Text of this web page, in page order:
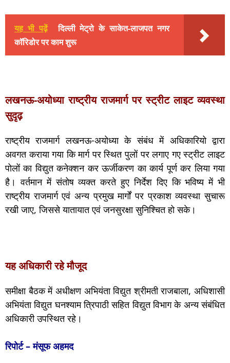
यह भी पढ़ें
दिल्ली मेट्रो के साकेत-लाजपत नगर
कॉरिडोर पर काम शुरू
लखनऊ-अयोध्या राष्ट्रीय राजमार्ग पर स्ट्रीट लाइट व्यवस्था
सुदृढ़
राष्ट्रीय राजमार्ग लखनऊ-अयोध्या के संबंध में अधिकारियो द्वारा
अवगत कराया गया कि मार्ग पर स्थित पुलों पर लगाए गए स्ट्रीट लाइट
पोलों का विद्युत कनेक्शन कर ऊर्जीकरण का कार्य पूर्ण कर लिया गया
है। वर्तमान में संतोष व्यक्त करते हुए निर्देश दिए कि भविष्य में भी
राष्ट्रीय राजमार्ग एवं अन्य प्रमुख मार्गों पर प्रकाश व्यवस्था सुचारू
रखी जाए, जिससे यातायात एवं जनसुरक्षा सुनिश्चित हो सके।
यह अधिकारी रहे मौजूद
समीक्षा बैठक में अधीक्षण अभियंता विद्युत श्रीमती राजबाला, अधिशासी
अभियंता विद्युत घनश्याम त्रिपाठी सहित विद्युत विभाग के अन्य संबंधित
अधिकारी उपस्थित रहे।
रिपोर्ट – मंसूफ अहमद